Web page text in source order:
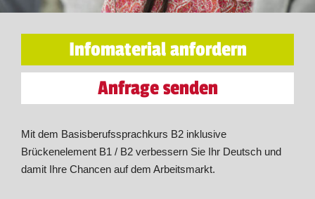
Infomaterial anfordern
Anfrage senden
Mit dem Basisberufssprachkurs B2 inklusive
Brückenelement B1 / B2 verbessern Sie Ihr Deutsch und
damit Ihre Chancen auf dem Arbeitsmarkt.